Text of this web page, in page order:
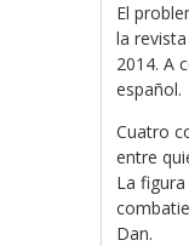
El
la
2014. A
español.
Cuatro
entre
La
Dan.